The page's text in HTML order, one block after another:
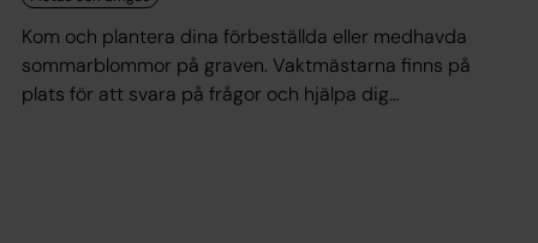
Kom och plantera dina förbeställda eller medhavda
sommarblommor på graven. Vaktmästarna finns på
plats för att svara på frågor och hjälpa dig